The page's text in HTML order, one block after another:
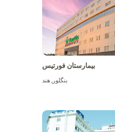
بیمارستان فورتیس
بنگلور,هند